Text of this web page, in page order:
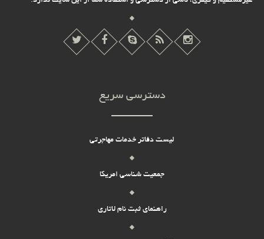
دسترسی سریع
لیست دفاتر خدمات مهاجرتی
جمعیت شناسی امریکا
راهنمای ثبت نام لاتاری